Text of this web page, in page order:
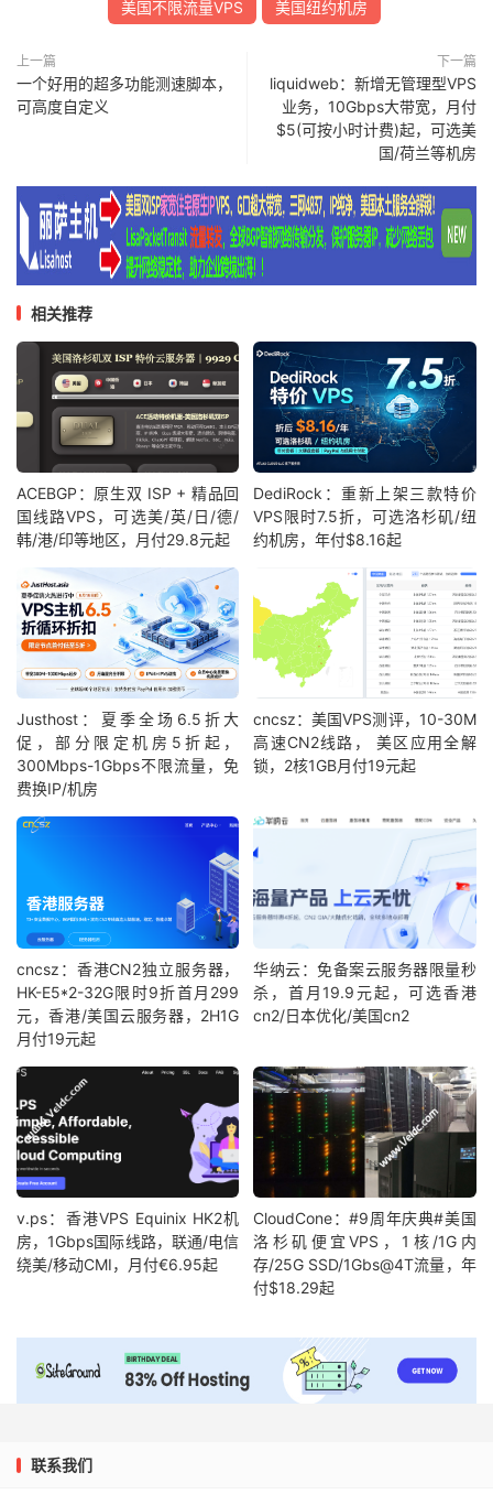
美国不限流量VPS 美国纽约机房
上一篇
一个好用的超多功能测速脚本，
可高度自定义
下一篇
liquidweb：新增无管理型VPS
业务，10Gbps大带宽，月付
$5(可按小时计费)起，可选美
国/荷兰等机房
相关推荐
ACEBGP：原生双 ISP + 精品回
国线路VPS，可选美/英/日/德/
韩/港/印等地区，月付29.8元起
DediRock：重新上架三款特价
VPS限时7.5折，可选洛杉矶/纽
约机房，年付$8.16起
Justhost：夏季全场6.5折大
促，部分限定机房5折起，
300Mbps-1Gbps不限流量，免
费换IP/机房
cncsz：美国VPS测评，10-30M
高速CN2线路， 美区应用全解
锁，2核1GB月付19元起
cncsz：香港CN2独立服务器，
HK-E5*2-32G限时9折首月299
元，香港/美国云服务器，2H1G
月付19元起
华纳云：免备案云服务器限量秒
杀，首月19.9元起，可选香港
cn2/日本优化/美国cn2
v.ps：香港VPS Equinix HK2机
房，1Gbps国际线路，联通/电信
绕美/移动CMI，月付€6.95起
CloudCone：#9周年庆典#美国
洛杉矶便宜VPS，1核/1G内
存/25G SSD/1Gbs@4T流量，年
付$18.29起
联系我们